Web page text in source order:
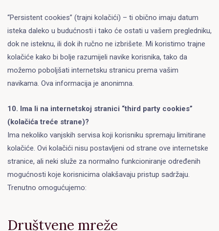
“Persistent cookies” (trajni kolačići) – ti obično imaju datum
isteka daleko u budućnosti i tako će ostati u vašem pregledniku,
dok ne isteknu, ili dok ih ručno ne izbrišete. Mi koristimo trajne
kolačiće kako bi bolje razumijeli navike korisnika, tako da
možemo poboljšati internetsku stranicu prema vašim
navikama. Ova informacija je anonimna.
10. Ima li na internetskoj stranici “third party cookies”
(kolačića treće strane)?
Ima nekoliko vanjskih servisa koji korisniku spremaju limitirane
kolačiće. Ovi kolačići nisu postavljeni od strane ove internetske
stranice, ali neki služe za normalno funkcioniranje određenih
mogućnosti koje korisnicima olakšavaju pristup sadržaju.
Trenutno omogućujemo:
Društvene mreže